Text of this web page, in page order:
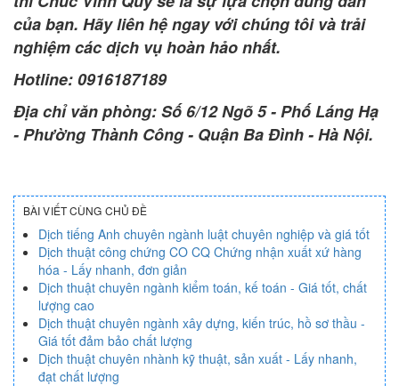
của bạn. Hãy liên hệ ngay với chúng tôi và trải
nghiệm các dịch vụ hoàn hảo nhất.
Hotline: 0916187189
Địa chỉ văn phòng: Số 6/12 Ngõ 5 - Phố Láng Hạ
- Phường Thành Công - Quận Ba Đình - Hà Nội.
BÀI VIẾT CÙNG CHỦ ĐỀ
Dịch tiếng Anh chuyên ngành luật chuyên nghiệp và giá tốt
Dịch thuật công chứng CO CQ Chứng nhận xuất xứ hàng
hóa - Lấy nhanh, đơn giản
Dịch thuật chuyên ngành kiểm toán, kế toán - Giá tốt, chất
lượng cao
Dịch thuật chuyên ngành xây dựng, kiến trúc, hồ sơ thầu -
Giá tốt đảm bảo chất lượng
Dịch thuật chuyên nhành kỹ thuật, sản xuất - Lấy nhanh,
đạt chất lượng